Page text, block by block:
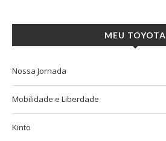
MEU TOYOTA
Nossa Jornada
Mobilidade e Liberdade
Kinto